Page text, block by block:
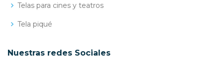
Telas para cines y teatros
Tela piqué
Nuestras redes Sociales